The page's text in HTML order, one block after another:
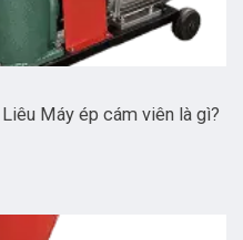
Máy ép cám viên là gì?